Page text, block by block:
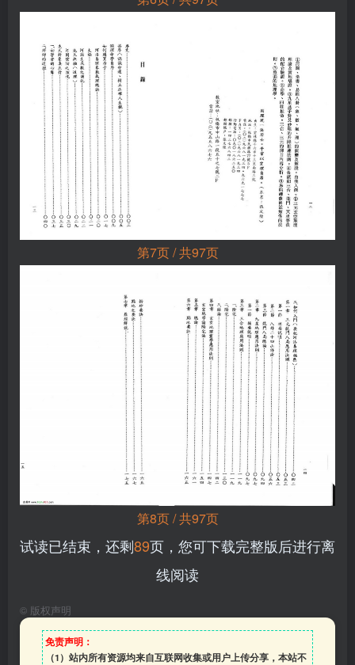
第7页 / 共97页
第8页 / 共97页
试读已结束，还剩89页，您可下载完整版后进行离
线阅读
© 版权声明
免责声明：
（1）站内所有资源均来自互联网收集或用户上传分享，本站不